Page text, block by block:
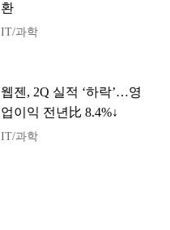
환
IT/과학
웹젠, 2Q 실적 ‘하락’…영
업이익 전년比 8.4%↓
IT/과학